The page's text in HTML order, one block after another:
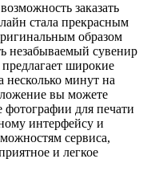
заказать
стала прекрасным
образом
незабываемый сувенир
широкие
несколько минут на
вы можете
фотографии для печати
интерфейсу и
сервиса,
и легкое